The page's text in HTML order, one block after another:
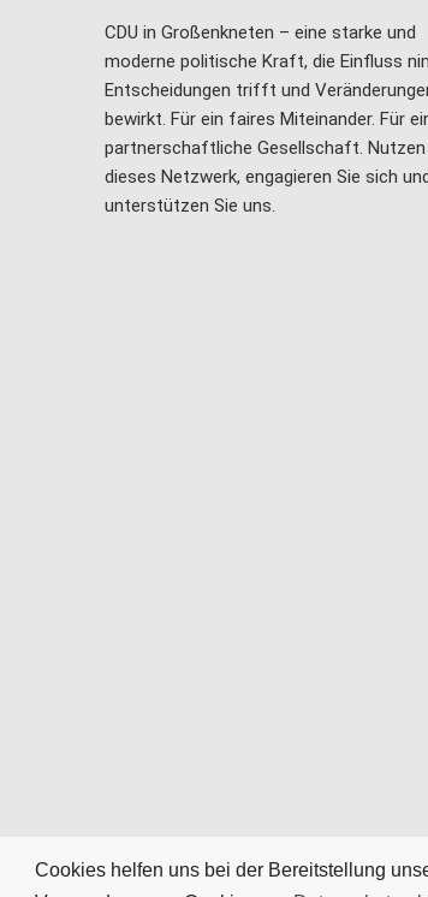
Cookies helfen uns bei der Bereitstellung
CDU in Großenkneten – eine starke und
moderne politische Kraft, die Einfluss
Entscheidungen trifft und
bewirkt. Für ein faires Miteinander. Für
partnerschaftliche Gesellschaft. Nutzen
dieses Netzwerk, engagieren Sie sich
unterstützen Sie uns.